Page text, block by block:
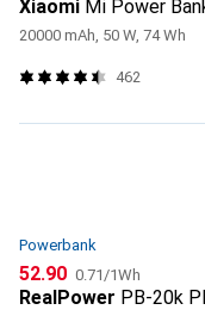
Xiaomi Mi Power
20000 mAh, 50 W, 74 Wh
462
Powerbank
CHF
52.90 CHF
0.71/1Wh
RealPower PB-20k